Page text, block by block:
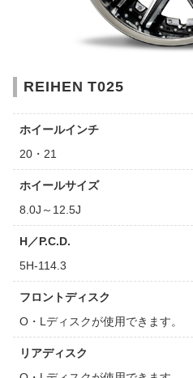
REIHEN T025
ホイールインチ
20・21
ホイールサイズ
8.0J～12.5J
H／P.C.D.
5H-114.3
フロントディスク
O・Lディスクが使用できます。
リアディスク